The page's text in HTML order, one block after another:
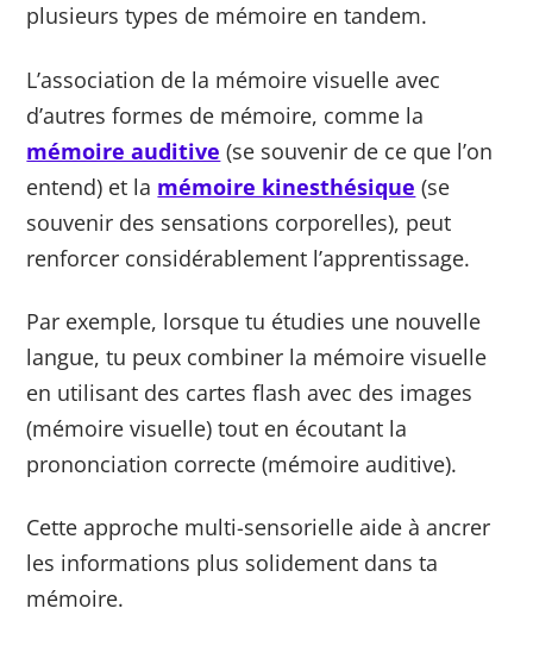
plusieurs types de mémoire en tandem.
L’association de la mémoire visuelle avec
d’autres formes de mémoire, comme la
mémoire auditive (se souvenir de ce que l’on
entend) et la mémoire kinesthésique (se
souvenir des sensations corporelles), peut
renforcer considérablement l’apprentissage.
Par exemple, lorsque tu étudies une nouvelle
langue, tu peux combiner la mémoire visuelle
en utilisant des cartes flash avec des images
(mémoire visuelle) tout en écoutant la
prononciation correcte (mémoire auditive).
Cette approche multi-sensorielle aide à ancrer
les informations plus solidement dans ta
mémoire.